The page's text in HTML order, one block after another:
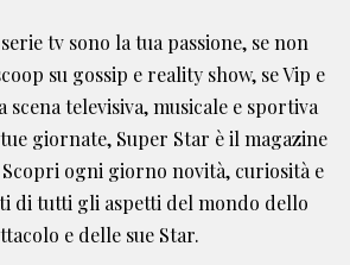
tv sono la tua passione, se non
su gossip e reality show, se Vip e
televisiva, musicale e sportiva
giornate, Super Star è il magazine
Scopri ogni giorno novità, curiosità e
di tutti gli aspetti del mondo dello
e delle sue Star.